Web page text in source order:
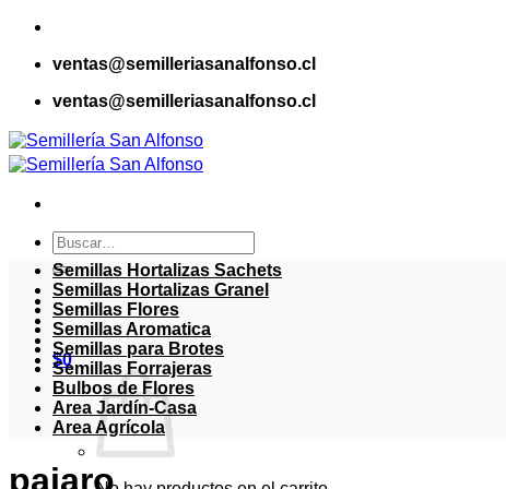
Saltar
contenidoventas@semilleriasanalfonso.cl
ventas@semilleriasanalfonso.cl
Buscar
por:
$0
Semillas Hortalizas Sachets
Semillas Hortalizas Granel
Semillas Flores
Semillas Aromatica
Semillas para Brotes
Semillas Forrajeras
Bulbos de Flores
Area Jardín-Casa
Area Agrícola
pajaro